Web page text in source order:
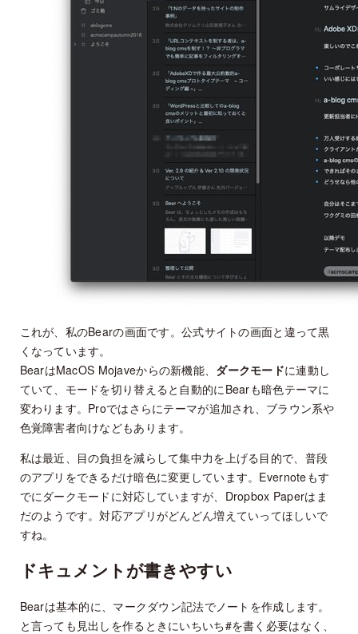
これが、私のBearの画面です。公式サイトの画面と違って黒
くなっています。
BearはMacOS Mojaveからの新機能、 ダークモードに連動し
ていて、モードを切り替えると自動的にBearも暗色テーマに
変わります。Proではさらにテーマが追加され、ブラウン系や
色覚障害者向けなどもあります。
私は最近、目の負担を減らして集中力を上げる目的で、普段
のアプリをできるだけ暗色に変更しています。Evernoteもす
でにダークモードに対応していますが、Dropbox Paperはま
だのようです。対応アプリがどんどん増えていってほしいで
すね。
ドキュメントが書きやすい
Bearは基本的に、マークダウン記法でノートを作成します。
と言っても見出しを作るときにいちいち#を書く必要はなく、